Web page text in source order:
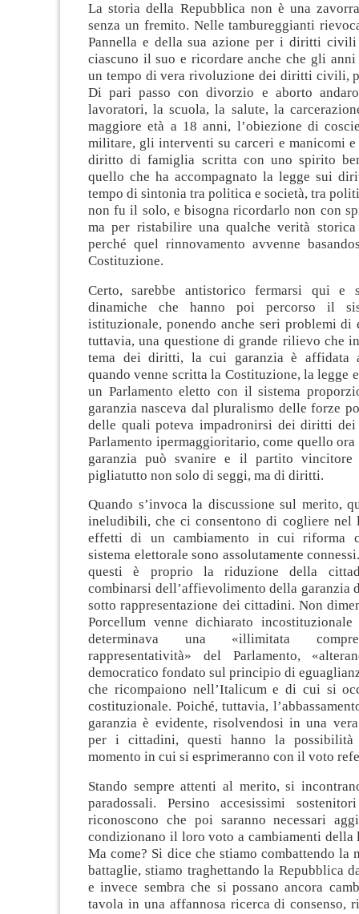
La storia della Repubblica non è una
senza un fremito. Nelle tambureggianti
Pannella e della sua azione per i diritti civili
ciascuno il suo e ricordare anche che gli anni
un tempo di vera rivoluzione dei diritti civili,
Di pari passo con divorzio e aborto
lavoratori, la scuola, la salute, la
maggiore età a 18 anni, l’obiezione di
militare, gli interventi su carceri e manicomi
diritto di famiglia scritta con uno spirito
quello che ha accompagnato la legge sui
tempo di sintonia tra politica e società, tra
non fu il solo, e bisogna ricordarlo non con
ma per ristabilire una qualche verità
perché quel rinnovamento avvenne
Costituzione.
Certo, sarebbe antistorico fermarsi qui e
dinamiche che hanno poi percorso il
istituzionale, ponendo anche seri problemi di
tuttavia, una questione di grande rilievo che
tema dei diritti, la cui garanzia è affidata
quando venne scritta la Costituzione, la legge
un Parlamento eletto con il sistema
garanzia nasceva dal pluralismo delle forze
delle quali poteva impadronirsi dei diritti
Parlamento ipermaggioritario, come quello ora
garanzia può svanire e il partito vincitore
pigliatutto non solo di seggi, ma di diritti.
Quando s’invoca la discussione sul merito,
ineludibili, che ci consentono di cogliere nel
effetti di un cambiamento in cui riforma
sistema elettorale sono assolutamente
questi è proprio la riduzione della
combinarsi dell’affievolimento della garanzia
sotto rappresentazione dei cittadini. Non
Porcellum venne dichiarato
determinava una «illimitata
rappresentatività» del Parlamento,
democratico fondato sul principio di
che ricompaiono nell’Italicum e di cui si
costituzionale. Poiché, tuttavia,
garanzia è evidente, risolvendosi in una
per i cittadini, questi hanno la
momento in cui si esprimeranno con il voto
Stando sempre attenti al merito, si
paradossali. Persino accesissimi
riconoscono che poi saranno necessari
condizionano il loro voto a cambiamenti della
Ma come? Si dice che stiamo combattendo la
battaglie, stiamo traghettando la Repubblica
e invece sembra che si possano ancora
tavola in una affannosa ricerca di consenso,